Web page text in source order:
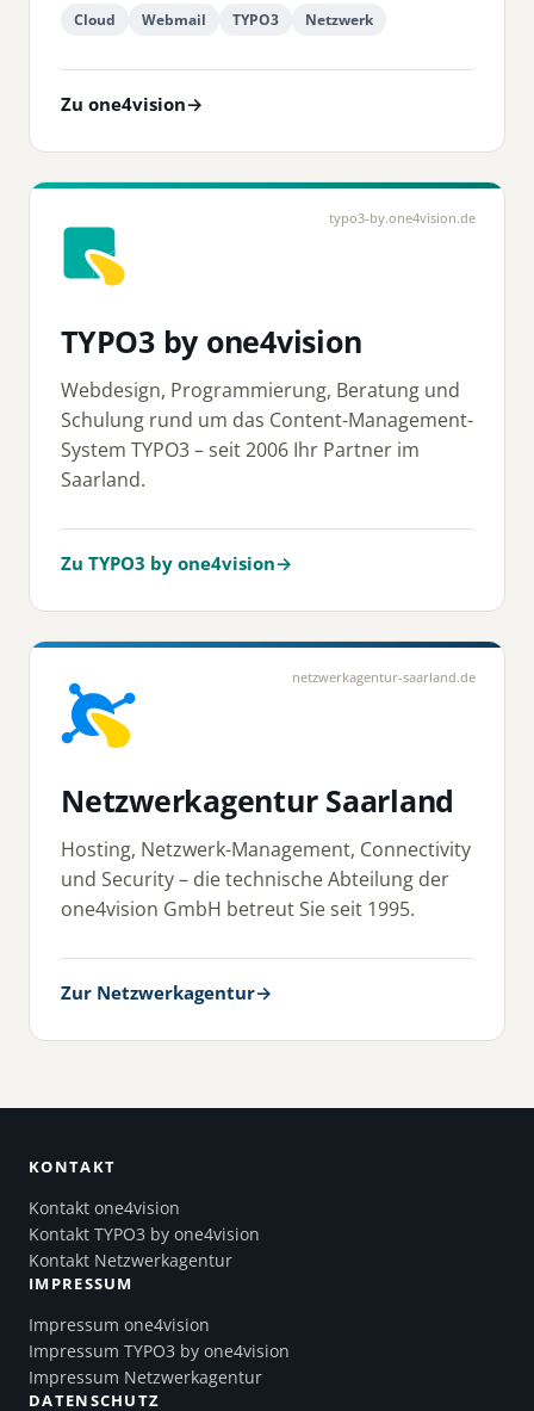
Cloud Webmail TYPO3 Netzwerk
Zu one4vision→
typo3-by.one4vision.de
TYPO3 by one4vision
Webdesign, Programmierung, Beratung und
Schulung rund um das Content-Management-
System TYPO3 – seit 2006 Ihr Partner im
Saarland.
Zu TYPO3 by one4vision→
netzwerkagentur-saarland.de
Netzwerkagentur Saarland
Hosting, Netzwerk-Management, Connectivity
und Security – die technische Abteilung der
one4vision GmbH betreut Sie seit 1995.
Zur Netzwerkagentur→
KONTAKT
Kontakt one4vision
Kontakt TYPO3 by one4vision
Kontakt Netzwerkagentur
IMPRESSUM
Impressum one4vision
Impressum TYPO3 by one4vision
Impressum Netzwerkagentur
DATENSCHUTZ